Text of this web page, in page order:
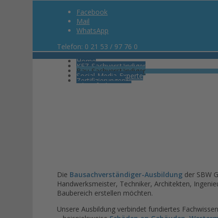
Facebook
Mail
WhatsApp
Telefon: 0 21 53 / 97 76 0
Home
KFZ-Sachverständiger
Bau-Sachverständiger
Social-Media-Experte
Zertifizierungen
Jahresfachtagung
Die Bausachverständiger-Ausbildung der SBW
Handwerksmeister, Techniker, Architekten,
Baubereich erstellen möchten.
Unsere Ausbildung verbindet fundiertes